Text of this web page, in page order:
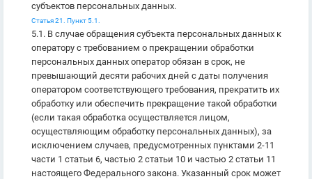
субъектов персональных данных.
Статья 21. Пункт 5.1.
5.1. В случае обращения субъекта персональных данных к
оператору с требованием о прекращении обработки
персональных данных оператор обязан в срок, не
превышающий десяти рабочих дней с даты получения
оператором соответствующего требования, прекратить их
обработку или обеспечить прекращение такой обработки
(если такая обработка осуществляется лицом,
осуществляющим обработку персональных данных), за
исключением случаев, предусмотренных пунктами 2-11
части 1 статьи 6, частью 2 статьи 10 и частью 2 статьи 11
настоящего Федерального закона. Указанный срок может